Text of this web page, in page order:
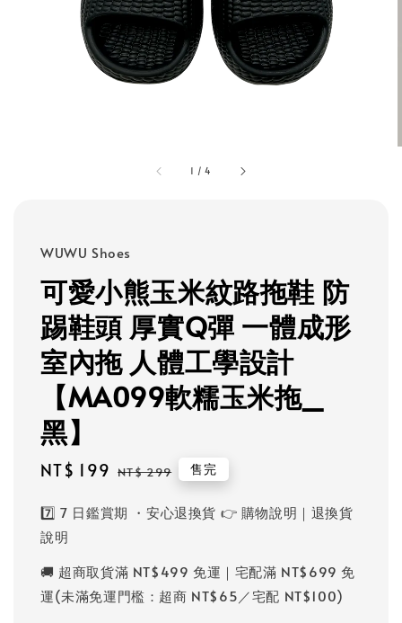
1 /4
WUWU Shoes
可愛小熊玉米紋路拖鞋 防
踢鞋頭 厚實Q彈 一體成形
室內拖 人體工學設計
【MA099軟糯玉米拖_
黑】
Sale
NT$ 199 Regular
NT$ 299 售完
7️⃣ 7 日鑑賞期 ・安心退換貨 👉 購物說明｜退換貨
說明
🚚 超商取貨滿 NT$499 免運｜宅配滿 NT$699 免
運(未滿免運門檻：超商 NT$65／宅配 NT$100)